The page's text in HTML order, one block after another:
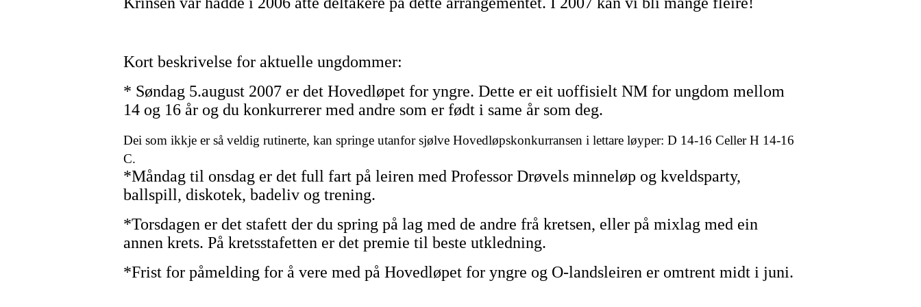
Kort beskrivelse for aktuelle ungdommer:
* Søndag 5.august 2007 er det Hovedløpet for yngre. Dette er eit uoffisielt NM for ungdom mellom
14 og 16 år og du konkurrerer med andre som er født i same år som deg.
Dei som ikkje er så veldig rutinerte, kan springe utanfor sjølve Hovedløpskonkurransen i lettare løyper: D 14-16 Celler H 14-16
C.
*Måndag til onsdag er det full fart på leiren med Professor Drøvels minneløp og kveldsparty,
ballspill, diskotek, badeliv og trening.
*Torsdagen er det stafett der du spring på lag med de andre frå kretsen, eller på mixlag med ein
annen krets. På kretsstafetten er det premie til beste utkledning.
*Frist for påmelding for å vere med på Hovedløpet for yngre og O-landsleiren er omtrent midt i juni.